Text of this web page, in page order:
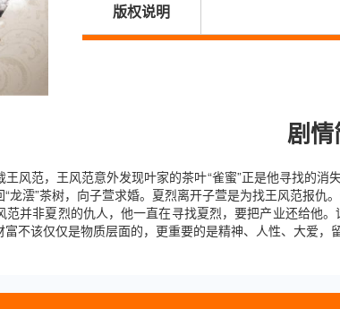
版权说明
剧
风范，王风范意外发现叶家的茶叶“雀蜜”正是他寻找的
龙澐”茶树，向子萱求婚。夏烈离开子萱是为找王风范报
并非夏烈的仇人，他一直在寻找夏烈，要把产业还给他
不该仅仅是物质层面的，更重要的是精神、人性、大爱，